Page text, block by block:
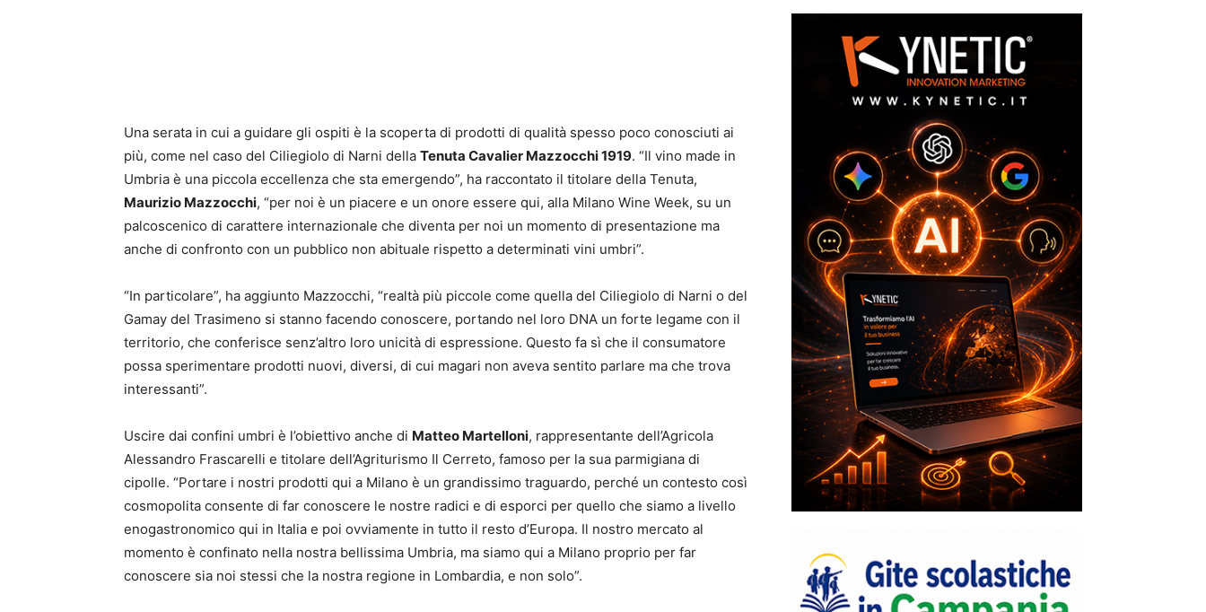
Una serata in cui a guidare gli ospiti è la scoperta di prodotti di qualità spesso poco conosciuti ai
più, come nel caso del Ciliegiolo di Narni della Tenuta Cavalier Mazzocchi 1919. “Il vino made in
Umbria è una piccola eccellenza che sta emergendo”, ha raccontato il titolare della Tenuta,
Maurizio Mazzocchi, “per noi è un piacere e un onore essere qui, alla Milano Wine Week, su un
palcoscenico di carattere internazionale che diventa per noi un momento di presentazione ma
anche di confronto con un pubblico non abituale rispetto a determinati vini umbri”.
“In particolare”, ha aggiunto Mazzocchi, “realtà più piccole come quella del Ciliegiolo di Narni o del
Gamay del Trasimeno si stanno facendo conoscere, portando nel loro DNA un forte legame con il
territorio, che conferisce senz’altro loro unicità di espressione. Questo fa sì che il consumatore
possa sperimentare prodotti nuovi, diversi, di cui magari non aveva sentito parlare ma che trova
interessanti”.
Uscire dai confini umbri è l’obiettivo anche di Matteo Martelloni, rappresentante dell’Agricola
Alessandro Frascarelli e titolare dell’Agriturismo Il Cerreto, famoso per la sua parmigiana di
cipolle. “Portare i nostri prodotti qui a Milano è un grandissimo traguardo, perché un contesto così
cosmopolita consente di far conoscere le nostre radici e di esporci per quello che siamo a livello
enogastronomico qui in Italia e poi ovviamente in tutto il resto d’Europa. Il nostro mercato al
momento è confinato nella nostra bellissima Umbria, ma siamo qui a Milano proprio per far
conoscere sia noi stessi che la nostra regione in Lombardia, e non solo”.